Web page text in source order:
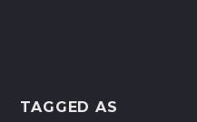
TAGGED AS